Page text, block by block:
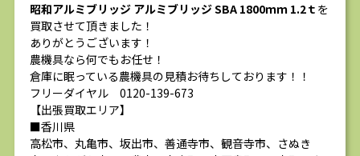
昭和アルミブリッジ アルミブリッジ SBA 1800ｍｍ 1.2ｔ を
買取させて頂きました！
ありがとうございます！
農機具なら何でもお任せ！
倉庫に眠っている農機具の見積お待ちしております！！
フリーダイヤル 0120-139-673
【出張買取エリア】
■香川県
高松市、丸亀市、坂出市、善通寺市、観音寺市、さぬき